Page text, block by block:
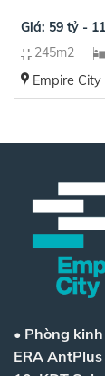
Giá: 59 tỷ -
245m2
Empire City
• Phòng
ERA AntPlus